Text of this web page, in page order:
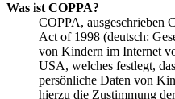
Was ist COPPA?
COPPA, ausgeschrieben
Act of 1998 (deutsch:
von Kindern im Internet
USA, welches festlegt,
persönliche Daten von
hierzu die Zustimmung